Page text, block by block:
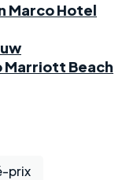
Marco Hotel
Marriott Beach
prix